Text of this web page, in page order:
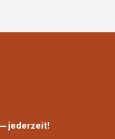
jederzeit!